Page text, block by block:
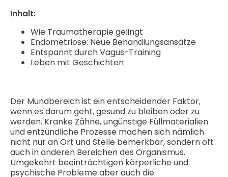
Inhalt:
Wie Traumatherapie gelingt
Endometriose: Neue Behandlungsansätze
Entspannt durch Vagus-Training
Leben mit Geschichten
Der Mundbereich ist ein entscheidender Faktor,
wenn es darum geht, gesund zu bleiben oder zu
werden. Kranke Zähne, ungünstige Füllmaterialien
und entzündliche Prozesse machen sich nämlich
nicht nur an Ort und Stelle bemerkbar, sondern oft
auch in anderen Bereichen des Organismus.
Umgekehrt beeinträchtigen körperliche und
psychische Probleme aber auch die